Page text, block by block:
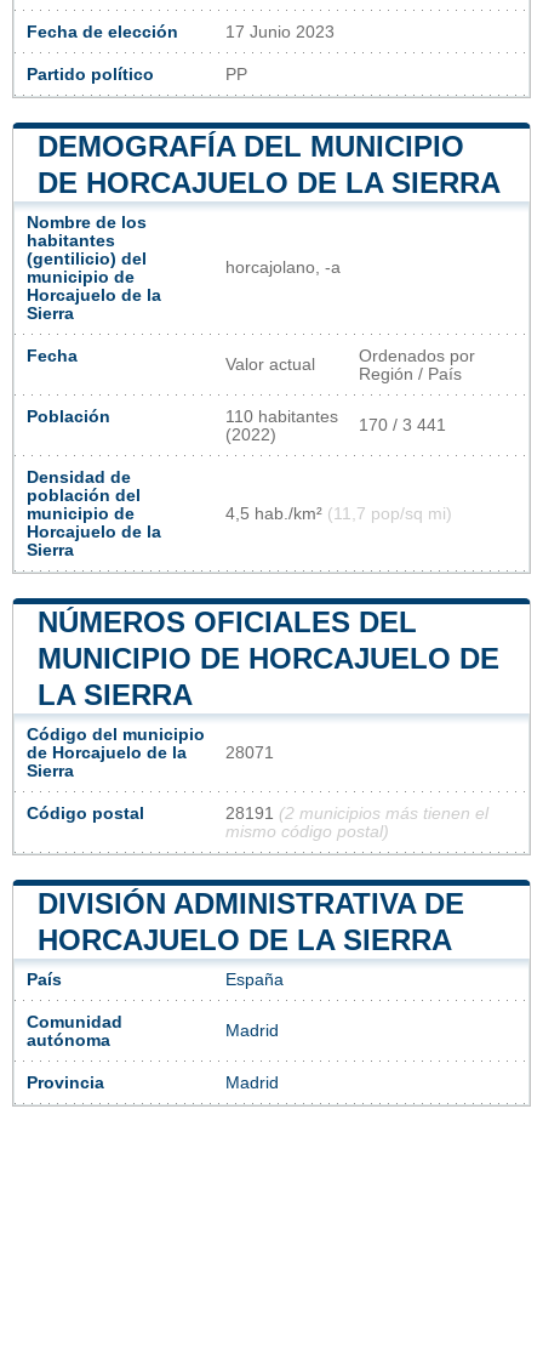
Fecha de elección 17 Junio 2023
Partido político PP
DEMOGRAFÍA DEL MUNICIPIO
DE HORCAJUELO DE LA SIERRA
Nombre de los
habitantes
(gentilicio) del
municipio de
Horcajuelo de la
Sierra
horcajolano, -a
Fecha Valor actual
Ordenados por
Región / País
Población
110 habitantes
(2022)
170 / 3 441
Densidad de
población del
municipio de
Horcajuelo de la
Sierra
4,5 hab./km² (11,7 pop/sq mi)
NÚMEROS OFICIALES DEL
MUNICIPIO DE HORCAJUELO DE
LA SIERRA
Código del municipio
de Horcajuelo de la
Sierra
28071
Código postal 28191 (2 municipios más tienen el
mismo código postal)
DIVISIÓN ADMINISTRATIVA DE
HORCAJUELO DE LA SIERRA
País España
Comunidad
autónoma
Madrid
Provincia Madrid